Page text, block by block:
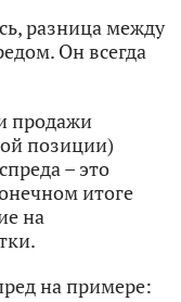
разница между
Он всегда
продажи
позиции)
– это
итоге
на
на примере: